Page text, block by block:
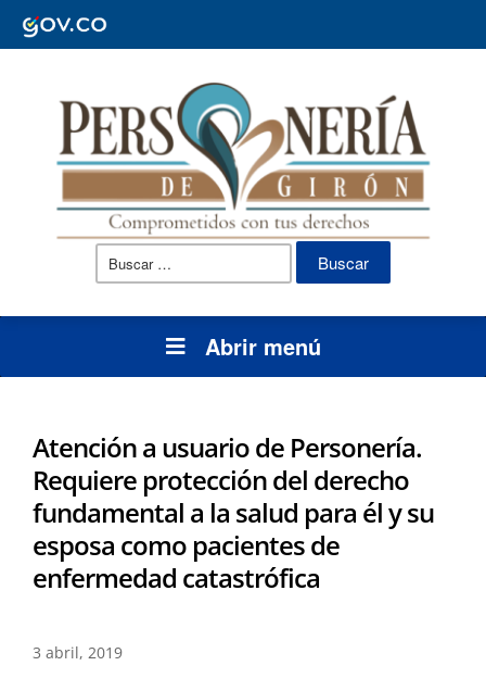
Buscar:
Abrir menú
Atención a usuario de Personería.
Requiere protección del derecho
fundamental a la salud para él y su
esposa como pacientes de
enfermedad catastrófica
3 abril, 2019